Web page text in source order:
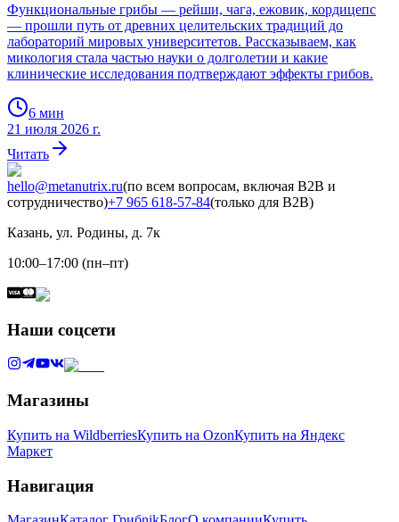
Функциональные грибы — рейши, чага, ежовик, кордицепс
— прошли путь от древних целительских традиций до
лабораторий мировых университетов. Рассказываем, как
микология стала частью науки о долголетии и какие
клинические исследования подтверждают эффекты грибов.
6 мин
21 июля 2026 г.
Читать
hello@metanutrix.ru(по всем вопросам, включая B2B и
сотрудничество)+7 965 618-57-84(только для B2B)
Казань, ул. Родины, д. 7к
10:00–17:00 (пн–пт)
Наши соцсети
Магазины
Купить на WildberriesКупить на OzonКупить на Яндекс
Маркет
Навигация